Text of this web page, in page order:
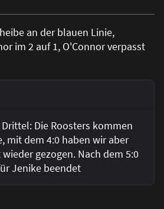
an der blauen Linie,
im 2 auf 1, O'Connor verpasst
Die Roosters kommen
mit dem 4:0 haben wir aber
gezogen. Nach dem 5:0
Jenike beendet